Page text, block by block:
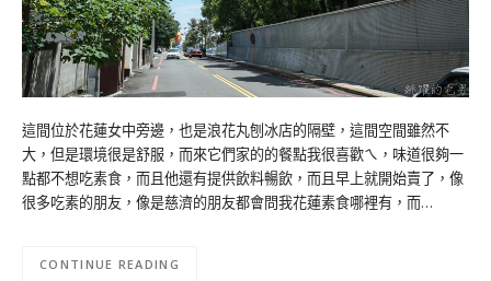
這間位於花蓮女中旁邊，也是浪花丸刨冰店的隔壁，這間空間雖然不
大，但是環境很是舒服，而來它們家的的餐點我很喜歡ㄟ，味道很夠一
點都不想吃素食，而且他還有提供飲料暢飲，而且早上就開始賣了，像
很多吃素的朋友，像是慈濟的朋友都會問我花蓮素食哪裡有，而…
CONTINUE READING